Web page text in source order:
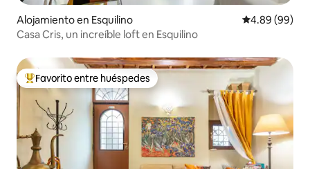
Alojamiento en Esquilino Calificación
4.89 (99)
Casa Cris, un increíble loft en Esquilino
Favorito entre huéspedes preferido
Favorito entre huéspedes